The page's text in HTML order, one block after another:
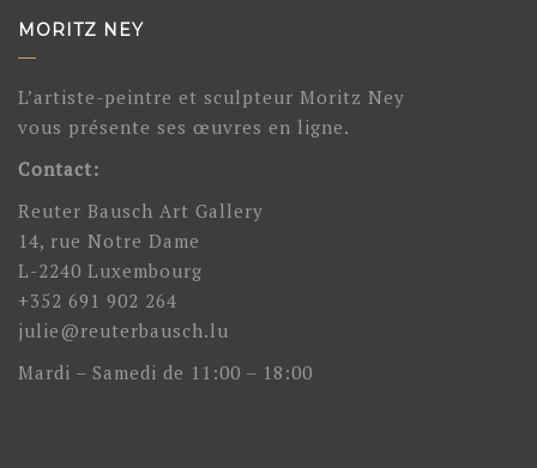
MORITZ NEY
L’artiste-peintre et sculpteur Moritz Ney
vous présente ses œuvres en ligne.
Contact:
Reuter Bausch Art Gallery
14, rue Notre Dame
L-2240 Luxembourg
+352 691 902 264
julie@reuterbausch.lu
Mardi – Samedi de 11:00 – 18:00